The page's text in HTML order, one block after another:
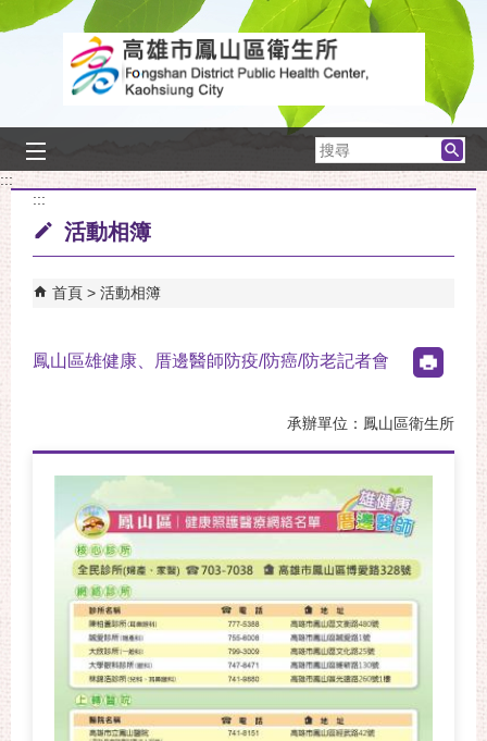
跳到主要內容區塊
搜
尋
:::
:::
活動相簿
首頁 活動相簿
鳳山區雄健康、厝邊醫師防疫/防癌/防老記者會
承辦單位：鳳山區衛生所